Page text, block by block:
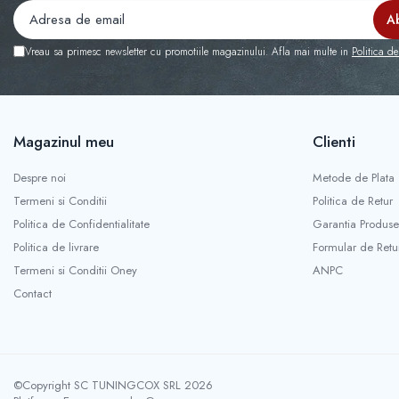
Capace r13 Nissan
Capace r13 Opel
Capace r13 Seat
Capace r13 Suzuki
Capace r13 Volvo
Capace r13 VW
Capace roti marimea 14'
Vreau sa primesc newsletter cu promotiile magazinului. Afla mai multe in Politica
Magazinul meu
Despre noi
Termeni si Conditii
Politica de Confidentialitate
Politica de livrare
Termeni si Conditii Oney
Contact
Clienti
Metode de Plata
Politica de Retur
Garantia
Formular de
ANPC
©Copyright SC TUNINGCOX SRL 2026